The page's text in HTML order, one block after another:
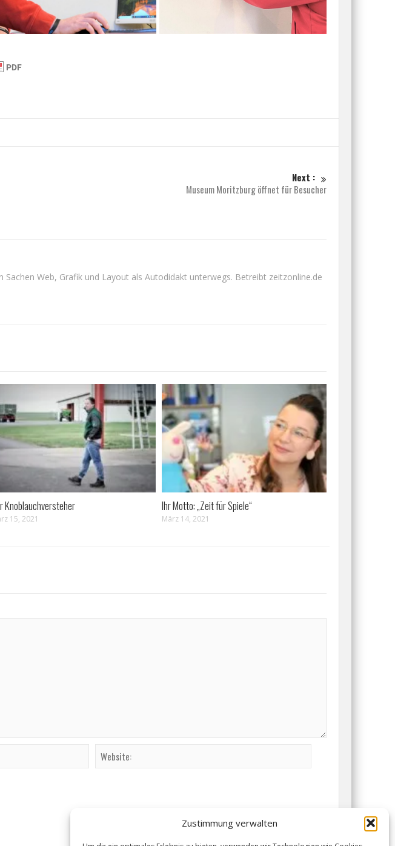
Zustimmung verwalten
Next :
Museum Moritzburg öffnet für Besucher
Sachen Web, Grafik und Layout als Autodidakt unterwegs. Betreibt zeitzonline.de
Knoblauchversteher
15, 2021
Ihr Motto: „Zeit für Spiele“
März 14, 2021